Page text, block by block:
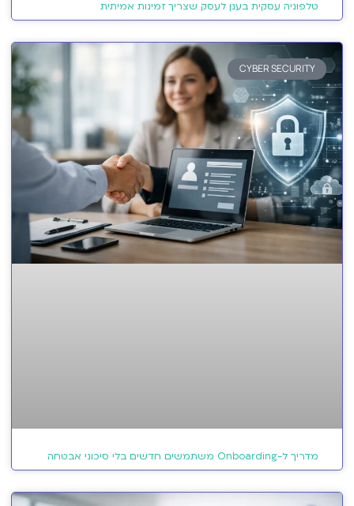
טלפוניה עסקית בענן לעסק שצריך זמינות אמיתית
CYBER SECURITY
מדריך ל-Onboarding משתמשים חדשים בלי סיכוני אבטחה